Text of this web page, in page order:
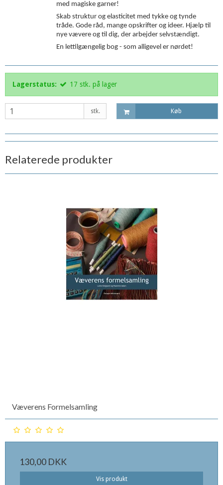
med magiske garner!
Skab struktur og elasticitet med tykke og tynde
tråde. Gode råd, mange opskrifter og ideer. Hjælp til
nye vævere og til dig, der arbejder selvstændigt.
En lettilgængelig bog - som alligevel er nørdet!
Lagerstatus: 17 stk. på lager
stk. Køb
Relaterede produkter
Væverens Formelsamling
130,00 DKK
Vis produkt